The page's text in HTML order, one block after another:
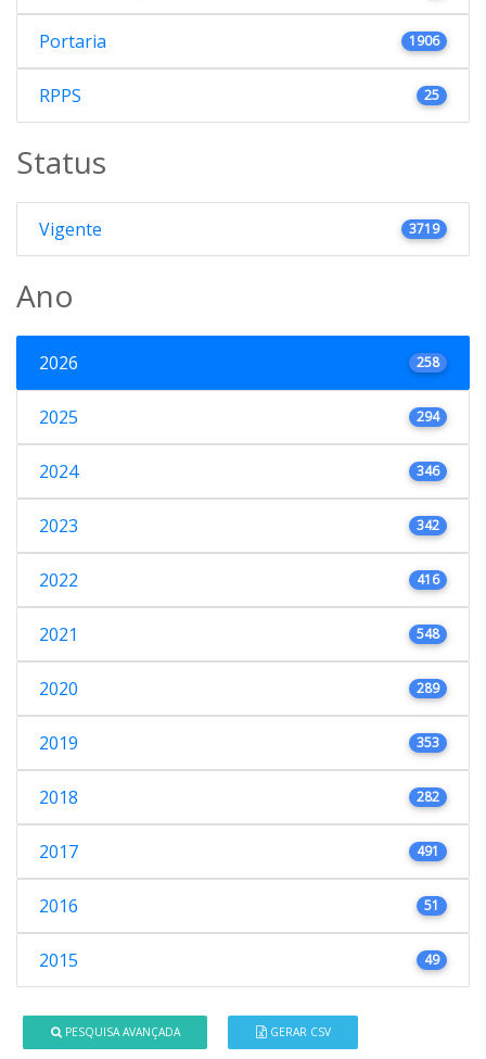
Portaria 1906
RPPS 25
Status
Vigente 3719
Ano
2026 258
2025 294
2024 346
2023 342
2022 416
2021 548
2020 289
2019 353
2018 282
2017 491
2016 51
2015 49
PESQUISA AVANÇADA GERAR CSV